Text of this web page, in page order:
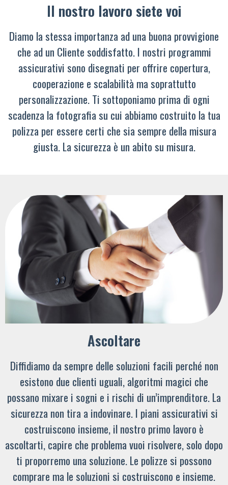
Il nostro lavoro siete voi
Diamo la stessa importanza ad una buona provvigione
che ad un Cliente soddisfatto. I nostri programmi
assicurativi sono disegnati per offrire copertura,
cooperazione e scalabilità ma soprattutto
personalizzazione. Ti sottoponiamo prima di ogni
scadenza la fotografia su cui abbiamo costruito la tua
polizza per essere certi che sia sempre della misura
giusta. La sicurezza è un abito su misura.
Ascoltare
Diffidiamo da sempre delle soluzioni facili perché non
esistono due clienti uguali, algoritmi magici che
possano mixare i sogni e i rischi di un’imprenditore. La
sicurezza non tira a indovinare. I piani assicurativi si
costruiscono insieme, il nostro primo lavoro è
ascoltarti, capire che problema vuoi risolvere, solo dopo
ti proporremo una soluzione. Le polizze si possono
comprare ma le soluzioni si costruiscono e insieme.